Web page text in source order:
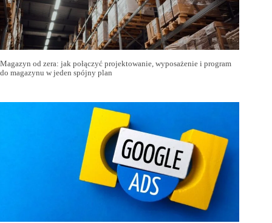
Magazyn od zera: jak połączyć projektowanie, wyposażenie i program
do magazynu w jeden spójny plan